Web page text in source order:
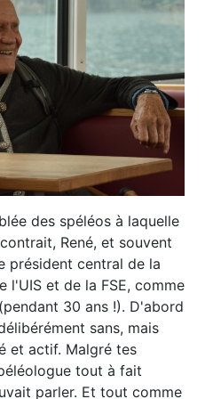
des spéléos à laquelle
René, et souvent
président central de la
l'UIS et de la FSE, comme
30 ans !). D'abord
sans, mais
et actif. Malgré tes
tout à fait
parler. Et tout comme